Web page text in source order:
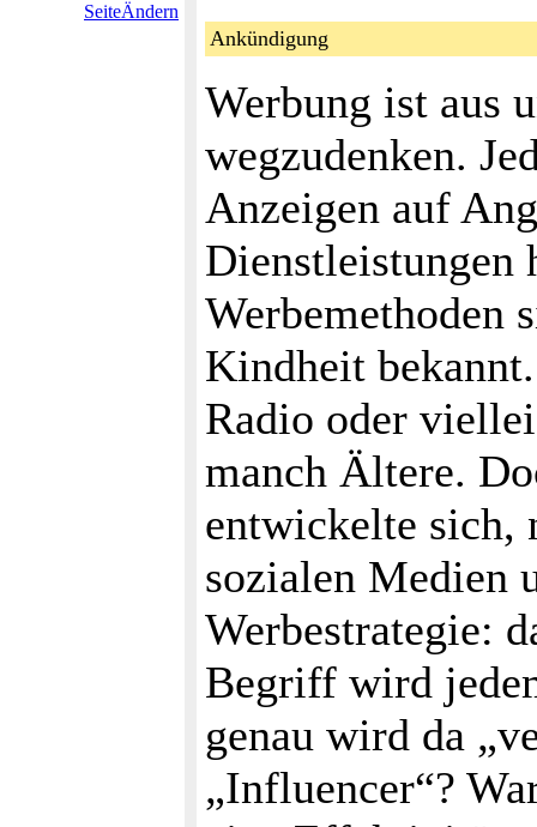
SeiteÄndern
Ankündigung
Werbung ist aus
wegzudenken.
Anzeigen auf
Dienstleistungen
Werbemethoden
Kindheit
Radio oder
manch Ältere.
entwickelte sich,
sozialen Medien
Werbestrategie:
Begriff wird
genau wird da
„Influencer“?